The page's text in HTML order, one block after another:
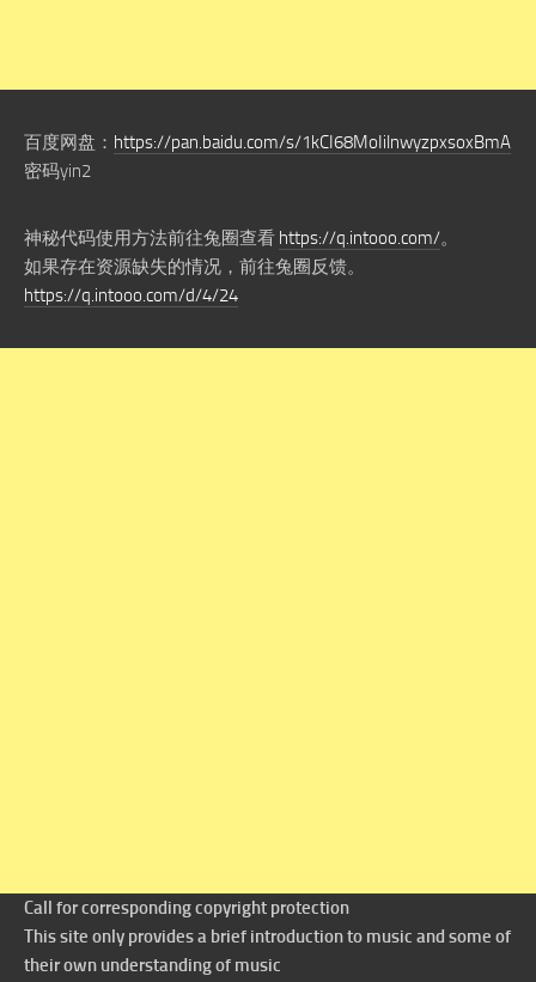
百度网盘： https://pan.baidu.com/s/1kCI68MoIilnwyzpxsoxBmA
密码yin2
神秘代码使用方法前往兔圈查看 https://q.intooo.com/。
如果存在资源缺失的情况，前往兔圈反馈。
https://q.intooo.com/d/4/24
Call for corresponding copyright protection
This site only provides a brief introduction to music and some of
their own understanding of music